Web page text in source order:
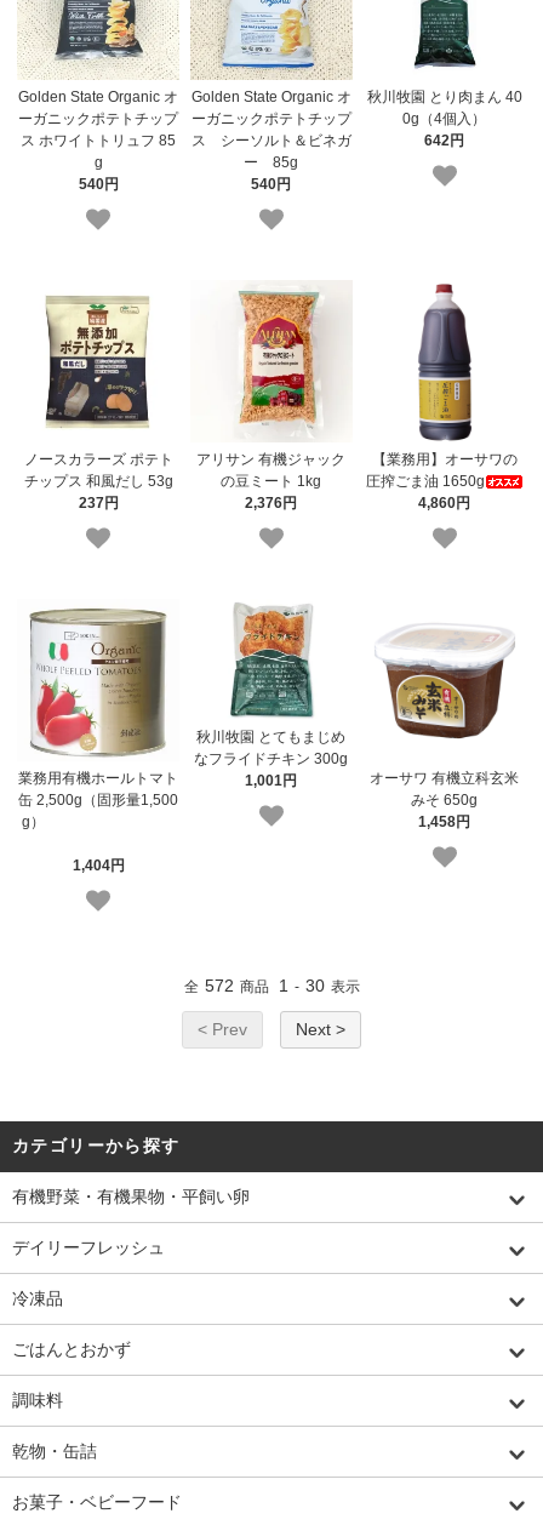
Golden State Organic オ
ーガニックポテトチップ
ス ホワイトトリュフ 85
g
540円
Golden State Organic オ
ーガニックポテトチップ
ス シーソルト＆ビネガ
ー 85g
540円
秋川牧園 とり肉まん 40
0g（4個入）
642円
ノースカラーズ ポテト
チップス 和風だし 53g
237円
アリサン 有機ジャック
の豆ミート 1kg
2,376円
【業務用】オーサワの
圧搾ごま油 1650g
4,860円
業務用有機ホールトマト
缶 2,500g（固形量1,500
g）
1,404円
秋川牧園 とてもまじめ
なフライドチキン 300g
1,001円
オーサワ 有機立科玄米
みそ 650g
1,458円
全 572 商品 1 - 30 表示
< Prev Next >
カテゴリーから探す
有機野菜・有機果物・平飼い卵
デイリーフレッシュ
冷凍品
ごはんとおかず
調味料
乾物・缶詰
お菓子・ベビーフード